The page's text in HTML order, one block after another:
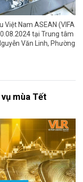
Việt Nam ASEAN (VIFA
tại Trung tâm
Văn Linh, Phường
mùa Tết